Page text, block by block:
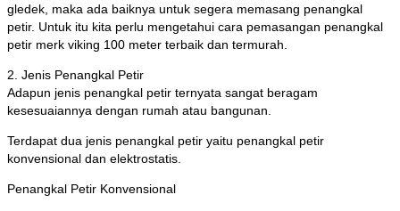
gledek, maka ada baiknya untuk segera memasang penangkal
petir. Untuk itu kita perlu mengetahui cara pemasangan penangkal
petir merk viking 100 meter terbaik dan termurah.
2. Jenis Penangkal Petir
Adapun jenis penangkal petir ternyata sangat beragam
kesesuaiannya dengan rumah atau bangunan.
Terdapat dua jenis penangkal petir yaitu penangkal petir
konvensional dan elektrostatis.
Penangkal Petir Konvensional